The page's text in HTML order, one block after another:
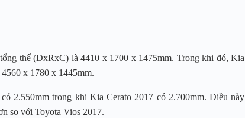
thể (DxRxC) là 4410 x 1700 x 1475mm. Trong khi đó, Kia
x 1780 x 1445mm.
2.550mm trong khi Kia Cerato 2017 có 2.700mm. Điều này
so với Toyota Vios 2017.